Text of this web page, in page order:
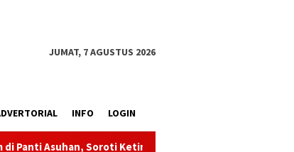
JUMAT, 7 AGUSTUS 2026
INFO LOGIN
Ketimpangan PPDB SMA Negeri-Swasta hingga